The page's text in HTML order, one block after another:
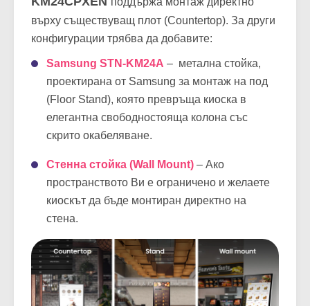
върху съществуващ плот (Countertop). За други
конфигурации трябва да добавите:
Samsung STN-KM24A – метална стойка,
проектирана от Samsung за монтаж на под
(Floor Stand), която превръща киоска в
елегантна свободностояща колона със
скрито окабеляване.
Стенна стойка (Wall Mount) – Ако
пространството Ви е ограничено и желаете
киоскът да бъде монтиран директно на
стена.